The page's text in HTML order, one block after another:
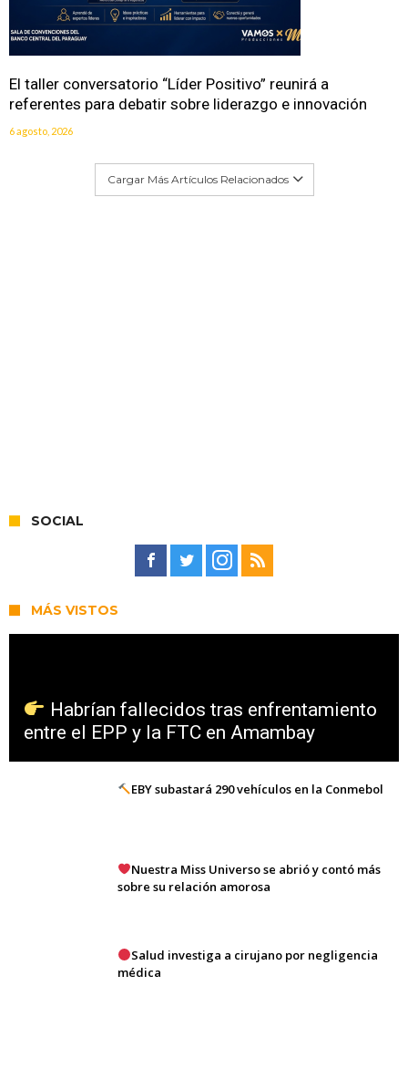
El taller conversatorio “Líder Positivo” reunirá a
referentes para debatir sobre liderazgo e innovación
6 agosto, 2026
Cargar Más Artículos Relacionados
SOCIAL
MÁS VISTOS
Habrían fallecidos tras enfrentamiento
entre el EPP y la FTC en Amambay
EBY subastará 290 vehículos en la Conmebol
Nuestra Miss Universo se abrió y contó más
sobre su relación amorosa
Salud investiga a cirujano por negligencia
médica